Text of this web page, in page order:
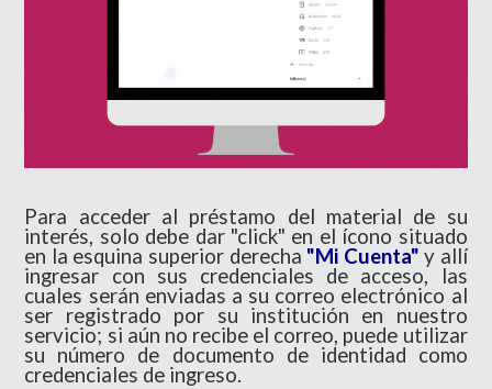
Para acceder al préstamo del material de su
interés, solo debe dar "click" en el ícono situado
en la esquina superior derecha "Mi Cuenta" y allí
ingresar con sus credenciales de acceso, las
cuales serán enviadas a su correo electrónico al
ser registrado por su institución en nuestro
servicio; si aún no recibe el correo, puede utilizar
su número de documento de identidad como
credenciales de ingreso.